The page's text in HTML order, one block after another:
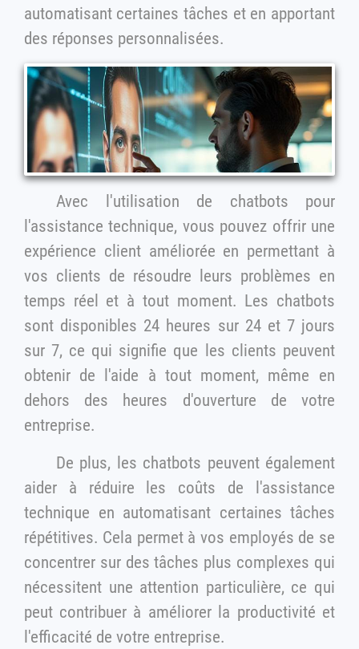
automatisant certaines tâches et en apportant
des réponses personnalisées.
Avec l'utilisation de chatbots pour
l'assistance technique, vous pouvez offrir une
expérience client améliorée en permettant à
vos clients de résoudre leurs problèmes en
temps réel et à tout moment. Les chatbots
sont disponibles 24 heures sur 24 et 7 jours
sur 7, ce qui signifie que les clients peuvent
obtenir de l'aide à tout moment, même en
dehors des heures d'ouverture de votre
entreprise.
De plus, les chatbots peuvent également
aider à réduire les coûts de l'assistance
technique en automatisant certaines tâches
répétitives. Cela permet à vos employés de se
concentrer sur des tâches plus complexes qui
nécessitent une attention particulière, ce qui
peut contribuer à améliorer la productivité et
l'efficacité de votre entreprise.